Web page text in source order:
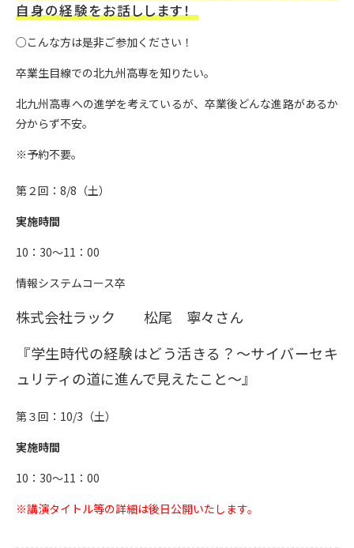
自身の経験をお話しします！
○こんな方は是非ご参加ください！
卒業生目線での北九州高専を知りたい。
北九州高専への進学を考えているが、卒業後どんな進路があるか
分からず不安。
※予約不要。
第２回：8/8（土）
実施時間
10：30～11：00
情報システムコース卒
株式会社ラック 松尾 寧々さん
『学生時代の経験はどう活きる？～サイバーセキ
ュリティの道に進んで見えたこと～』
第３回：10/3（土）
実施時間
10：30～11：00
※講演タイトル等の詳細は後日公開いたします。